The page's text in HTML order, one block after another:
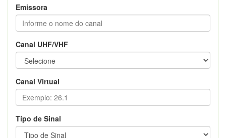
Emissora
Canal UHF/VHF
Canal Virtual
Tipo de Sinal